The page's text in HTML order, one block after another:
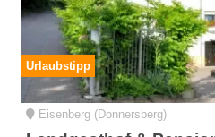
Urlaubstipp
Eisenberg (Donnersberg)